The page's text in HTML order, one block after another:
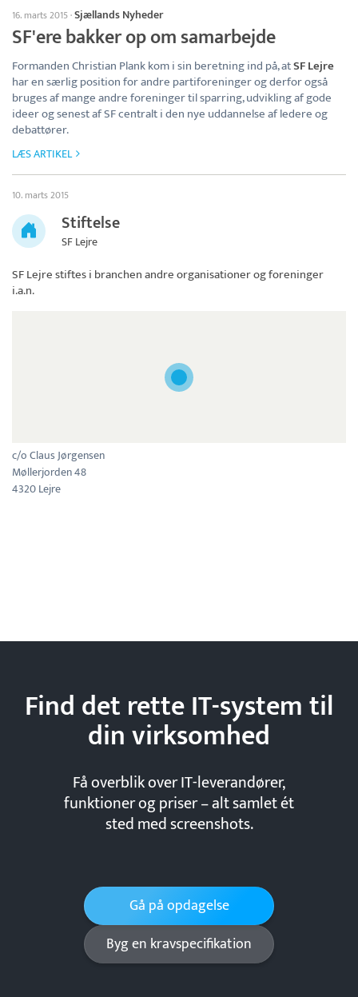
16. marts 2015·Sjællands Nyheder
SF'ere bakker op om samarbejde
Formanden Christian Plank kom i sin beretning ind på, atSF Lejre
har en særlig position for andre partiforeninger og derfor også
bruges af mange andre foreninger til sparring, udvikling af gode
ideer og senest af SF centralt i den nye uddannelse af ledere og
debattører.
LÆS ARTIKEL
10. marts 2015
Stiftelse
SF Lejre
SF Lejrestiftes i branchen andre organisationer og foreninger
i.a.n.
c/o Claus Jørgensen
Møllerjorden 48
4320 Lejre
Find det rette IT-system til
dinvirksomhed
Få overblik over IT-leverandører,
funktioner og priser – alt samlet ét
sted med screenshots.
Gå på opdagelse
Byg en kravspecifikation